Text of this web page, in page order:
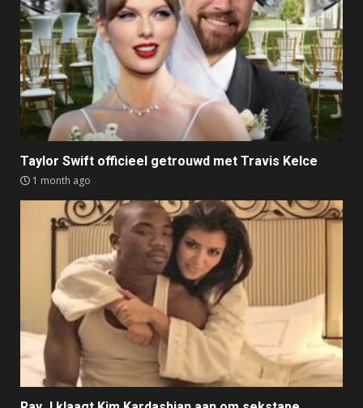
Taylor Swift officieel getrouwd met Travis Kelce
1 month ago